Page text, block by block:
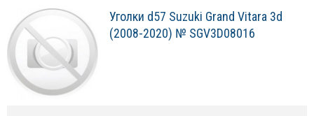
Уголки d57 Suzuki Grand Vitara 3d
(2008-2020) № SGV3D08016